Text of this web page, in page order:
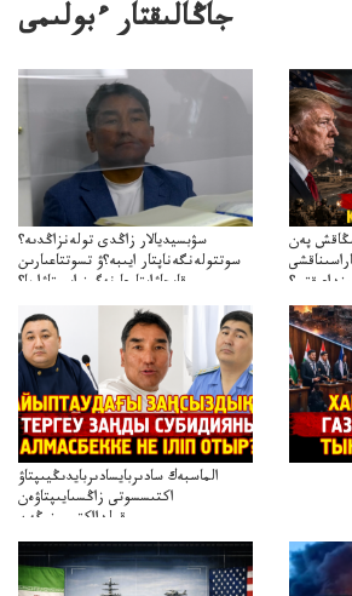
جاڭالىقتار ءبولىمى
سۋبسيديالار زاڭدى تولەنزاڭدىە؟
سوتتولەنگەناپتار ايىبە؟ۋ تسوتتاعىارىن
قايجاۋاپتارعا نەگىز ايىپتاۋا ما؟
تۇجىرىمدارىنقايتاقاراۋعانەگىزبولاالاما؟
پەن
الماسبەك سادىربايسادىربايدىڭيىپتاۋ
اكتىسسوتى زاڭسىايىپتاۋەن
قولدااكتىسىنىڭەن
ميلليونزاڭسىزدىعىمەنقولدانوسىرىلگەنميلليوندار